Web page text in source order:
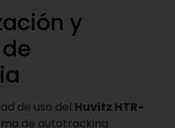
y
de uso del Huvitz HTR-
de autotracking